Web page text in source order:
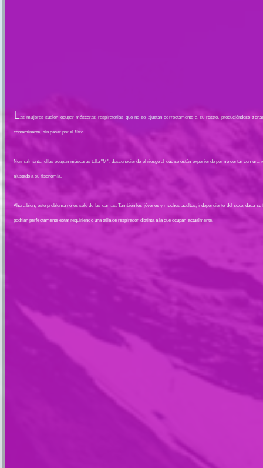
Las mujeres suelen ocupar máscaras respiratorias que no se ajustan correctamente a su rostro, produciéndose
contaminante, sin pasar por el filtro.
Normalmente, ellas ocupan máscaras talla "M", desconociendo el riesgo al que se están exponiendo por no contar con una
ajustado a su fisonomía.
Ahora bien, este problema no es solo de las damas. También los jóvenes y muchos adultos, independiente del sexo, dada su
podrían perfectamente estar requiriendo una talla de respirador distinta a la que ocupan actualmente.